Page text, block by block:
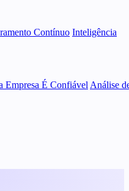
Contínuo Inteligência
Empresa É Confiável Análise